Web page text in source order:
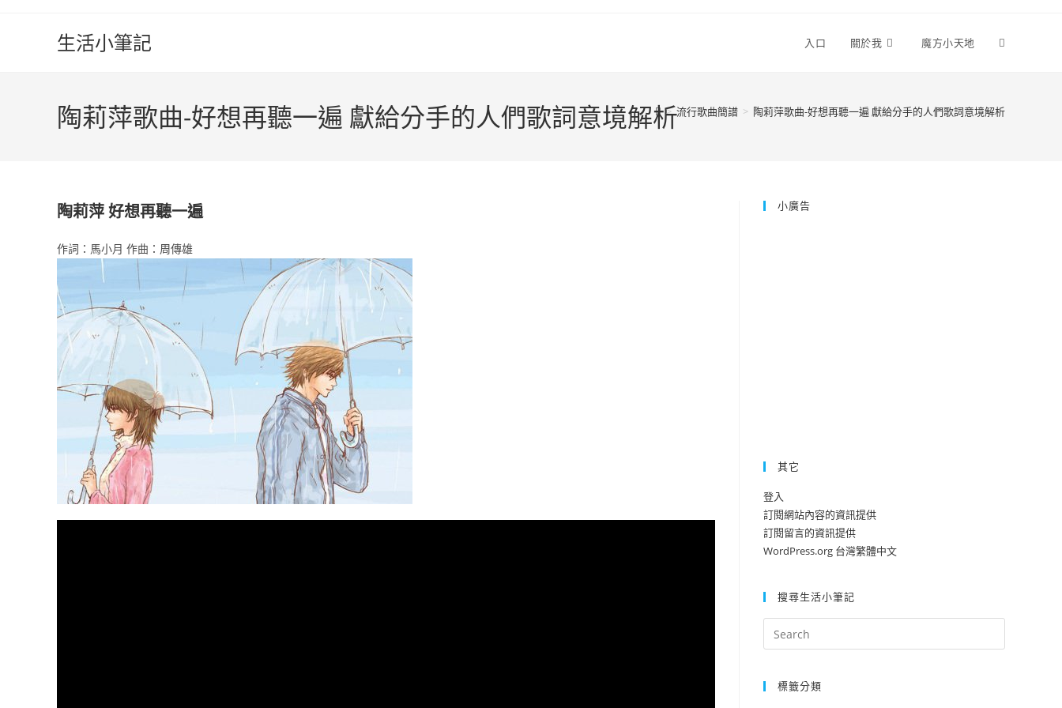
生活小筆記 入口 關於我 魔方小天地 Toggle
陶莉萍歌曲-好想再聽一遍 獻給分手的人們歌詞意境解析
> 流行歌曲簡譜 > 陶莉萍歌曲-好想再聽一遍 獻給分手的人們歌詞意境解析
陶莉萍 好想再聽一遍
作詞：馬小月 作曲：周傳雄
小廣告
其它
登入
訂閱網站內容的資訊提供
訂閱留言的資訊提供
WordPress.org 台灣繁體中文
搜尋生活小筆記
標籤分類